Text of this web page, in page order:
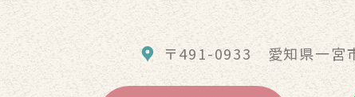
〒491-0933 愛知県一宮